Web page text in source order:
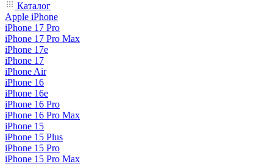
Каталог
Apple iPhone
iPhone 17 Pro
iPhone 17 Pro Max
iPhone 17e
iPhone 17
iPhone Air
iPhone 16
iPhone 16e
iPhone 16 Pro
iPhone 16 Pro Max
iPhone 15
iPhone 15 Plus
iPhone 15 Pro
iPhone 15 Pro Max